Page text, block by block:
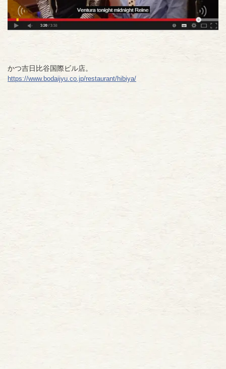
かつ吉日比谷国際ビル店。
https://www.bodaijyu.co.jp/restaurant/hibiya/